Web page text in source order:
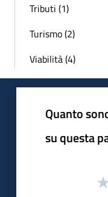
Tributi (1)
Turismo (2)
Viabilità (4)
Quanto
su questa